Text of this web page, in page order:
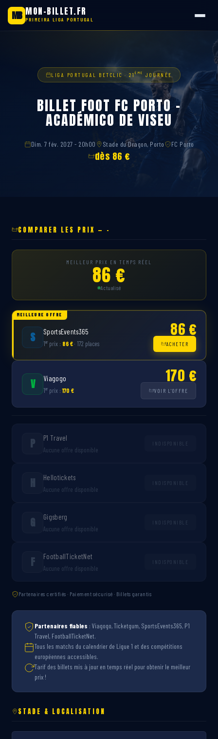
MB MON-BILLET.FR
PRIMEIRA LIGA PORTUGAL
LIGA PORTUGAL BETCLIC · 21ÈME JOURNÉE
BILLET FOOT FC PORTO –
ACADÉMICO DE VISEU
Dim. 7 fév. 2027 - 20h00 Stade du Dragon, Porto FC Porto
dès 86 €
COMPARER LES PRIX — -
MEILLEUR PRIX EN TEMPS RÉEL
86 €
Actualisé
MEILLEURE OFFRE
S SportsEvents365
1er prix : 86 €· 172 places
86 €
ACHETER
V Viagogo
1er prix :170 €
170 €
VOIR L'OFFRE
P P1 Travel
Aucune offre disponible
INDISPONIBLE
H Hellotickets
Aucune offre disponible
INDISPONIBLE
G Gigsberg
Aucune offre disponible
INDISPONIBLE
F FootballTicketNet
Aucune offre disponible
INDISPONIBLE
Partenaires certifiés · Paiement sécurisé · Billets garantis
Partenaires fiables : Viagogo, Ticketgum, SportsEvents365, P1
Travel, FootballTicketNet.
Tous les matchs du calendrier de Ligue 1 et des compétitions
européennes accessibles.
Tarif des billets mis à jour en temps réel pour obtenir le meilleur
prix !
STADE & LOCALISATION